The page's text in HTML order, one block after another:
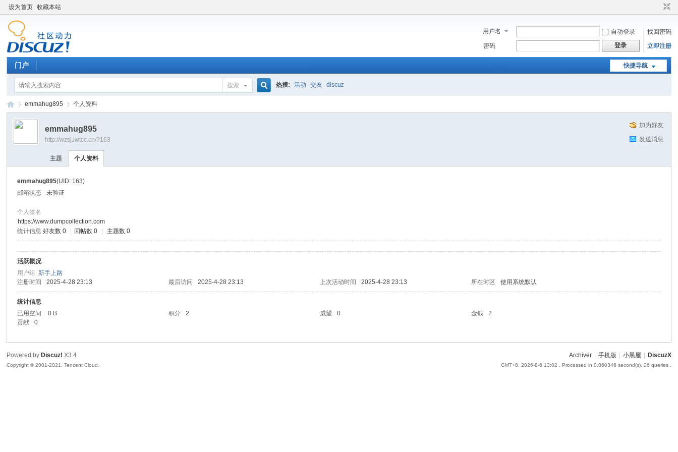
设为首页 收藏本站
用户名 自动登录
找回密码
密码
登录 立即注册
快捷导航
门户
搜索 热搜: 活动 交友 discuz
›
emmahug895 个人资料
加为好友
发送消息
emmahug895
http://wzsj.lwtcc.cn/?163
主题 个人资料
emmahug895(UID: 163)
邮箱状态
未验证
个人签名
https://www.dumpcollection.com
统计信息 好友数 0 回帖数 0 主题数 0
活跃概况
用户组新手上路
注册时间
2025-4-28 23:13 最后访问 2025-4-28 23:13 上次活动时间 2025-4-28 23:13 所在时区 使用系统默认
统计信息
已用空间
0 B 积分 2 威望 0 金钱
2
贡献
0
Archiver 手机版 小黑屋 DiscuzX
GMT+8, 2026-8-6 13:02 , Processed in 0.060346 second(s), 26 queries .
Powered by Discuz! X3.4
Copyright © 2001-2021, Tencent Cloud.